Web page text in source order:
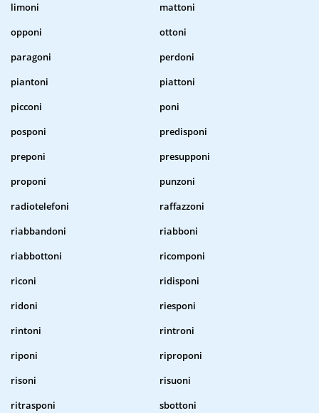
limoni
mattoni
opponi
ottoni
paragoni
perdoni
piantoni
piattoni
picconi
poni
posponi
predisponi
preponi
presupponi
proponi
punzoni
radiotelefoni
raffazzoni
riabbandoni
riabboni
riabbottoni
ricomponi
riconi
ridisponi
ridoni
riesponi
rintoni
rintroni
riponi
riproponi
risoni
risuoni
ritrasponi
sbottoni